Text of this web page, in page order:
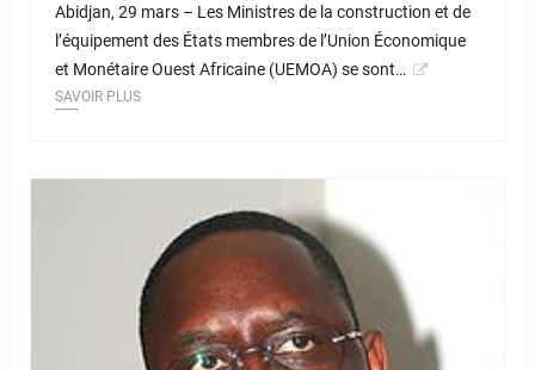
Abidjan, 29 mars – Les Ministres de la construction et de
l’équipement des États membres de l’Union Économique
et Monétaire Ouest Africaine (UEMOA) se sont…
SAVOIR PLUS